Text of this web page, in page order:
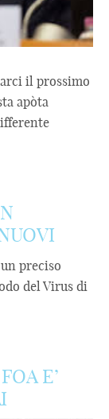
il prossimo
apòta
preciso
del Virus di
E’